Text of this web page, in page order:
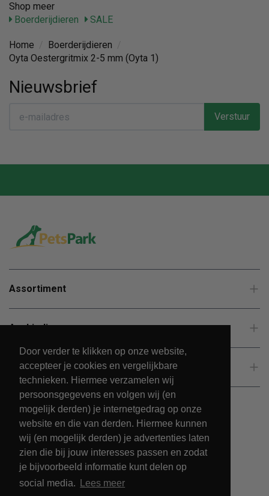
Door verder te klikken op onze website,
accepteer je cookies en vergelijkbare
technieken. Hiermee verzamelen wij
persoonsgegevens en volgen wij (en
mogelijk derden) je internetgedrag op onze
website en die van derden. Hiermee kunnen
wij (en mogelijk derden) je advertenties laten
zien die bij jouw interesses passen en zodat
je bijvoorbeeld informatie kunt delen op
social media.
Lees meer
Shop meer
Boerderijdieren
SALE
Home Boerderijdieren
Oyta Oestergritmix 2-5 mm (Oyta 1)
Nieuwsbrief
Verstuur
Assortiment
Aanbiedingen
Klantenservice